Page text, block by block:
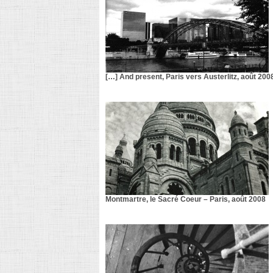
[…] And present, Paris vers Austerlitz, août
Montmartre, le Sacré Coeur – Paris, août 2008